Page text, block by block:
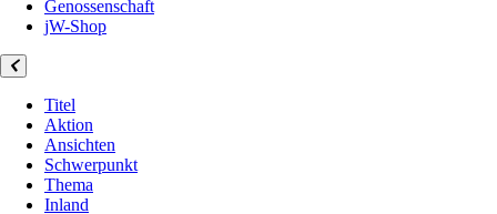
Genossenschaft
jW-Shop
Titel
Aktion
Ansichten
Schwerpunkt
Thema
Inland